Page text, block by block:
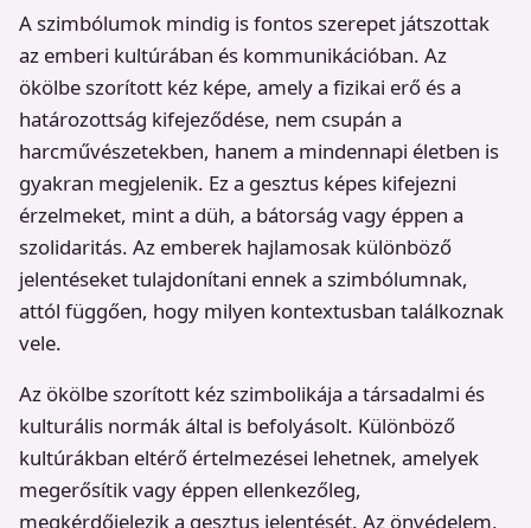
A szimbólumok mindig is fontos szerepet játszottak
az emberi kultúrában és kommunikációban. Az
ökölbe szorított kéz képe, amely a fizikai erő és a
határozottság kifejeződése, nem csupán a
harcművészetekben, hanem a mindennapi életben is
gyakran megjelenik. Ez a gesztus képes kifejezni
érzelmeket, mint a düh, a bátorság vagy éppen a
szolidaritás. Az emberek hajlamosak különböző
jelentéseket tulajdonítani ennek a szimbólumnak,
attól függően, hogy milyen kontextusban találkoznak
vele.
Az ökölbe szorított kéz szimbolikája a társadalmi és
kulturális normák által is befolyásolt. Különböző
kultúrákban eltérő értelmezései lehetnek, amelyek
megerősítik vagy éppen ellenkezőleg,
megkérdőjelezik a gesztus jelentését. Az önvédelem,